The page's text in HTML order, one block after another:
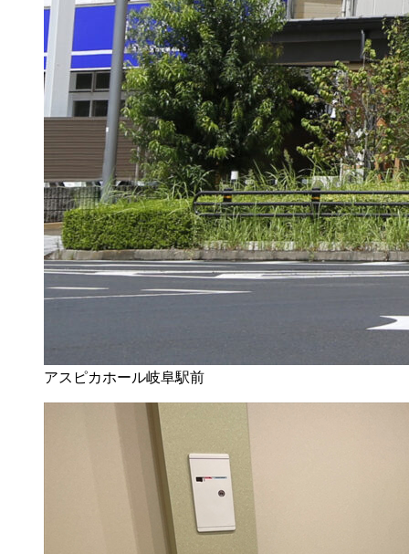
アスピカホール岐阜駅前